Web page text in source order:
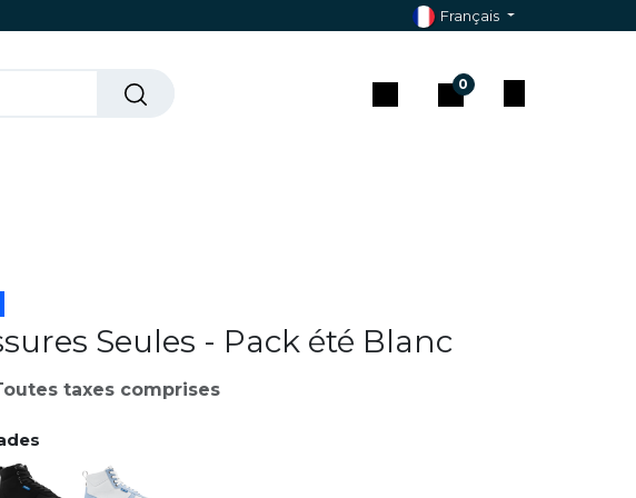
Français
0
Seules - Pack été Blanc
taxes comprises